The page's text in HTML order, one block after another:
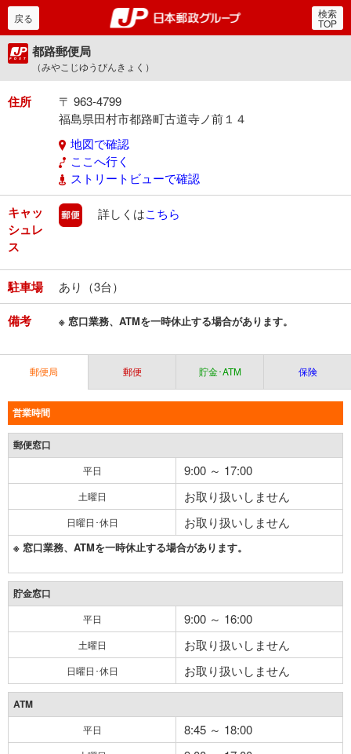
郵便局・日本郵政グルー
戻る 検索
TOP
都路郵便局
（みやこじゆうびんきょく）
住所
〒 963-4799
福島県田村市都路町古道寺ノ前１４
地図で確認
ここへ行く
ストリートビューで確認
キャッ
シュレ
ス
郵便
詳しくはこちら
駐車場 あり（3台）
備考 ※ 窓口業務、ATMを一時休止する場合があります。
郵便局 郵便 貯金･ATM 保険
営業時間
郵便窓口
平日 9:00 ～ 17:00
土曜日 お取り扱いしません
日曜日･休日 お取り扱いしません
※ 窓口業務、ATMを一時休止する場合があります。
貯金窓口
平日 9:00 ～ 16:00
土曜日 お取り扱いしません
日曜日･休日 お取り扱いしません
ATM
平日 8:45 ～ 18:00